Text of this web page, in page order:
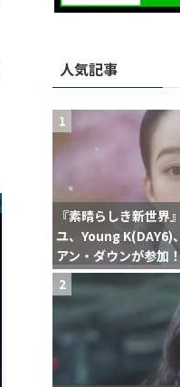
人気記事
1
『素晴らしき新世界
ユ、Young K(DAY6)
アン・ダウンが参加
2